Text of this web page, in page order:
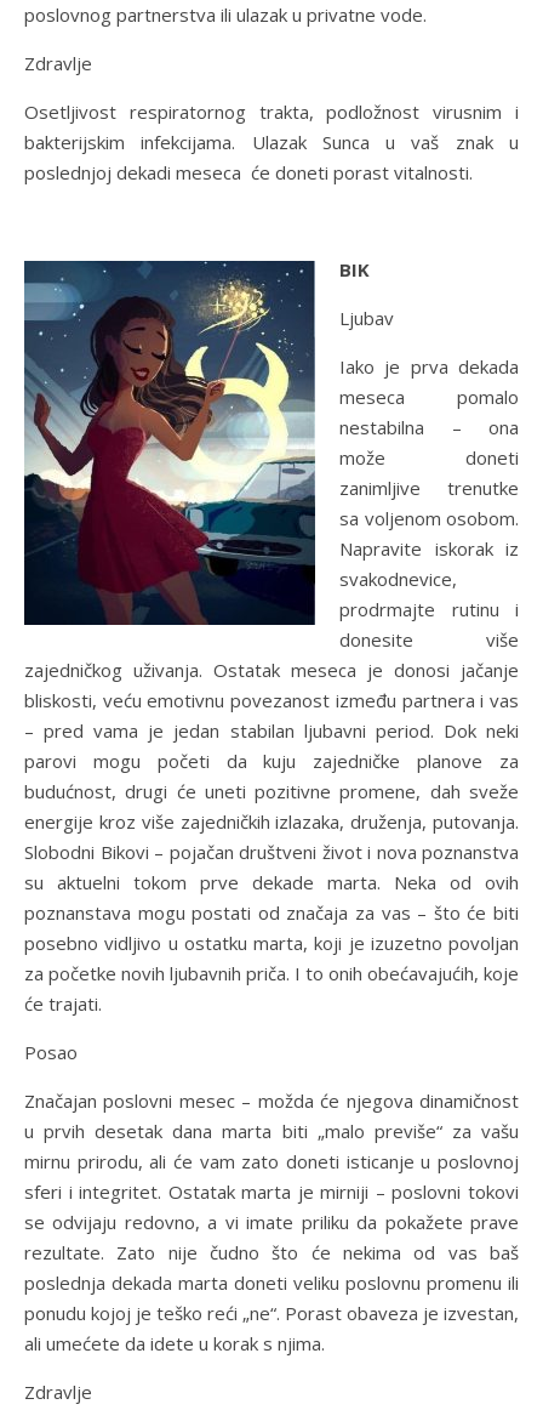
poslovnog partnerstva ili ulazak u privatne vode.
Zdravlje
Osetljivost respiratornog trakta, podložnost virusnim i
bakterijskim infekcijama. Ulazak Sunca u vaš znak u
poslednjoj dekadi meseca će doneti porast vitalnosti.
BIK
Ljubav
Iako je prva dekada
meseca pomalo
nestabilna – ona
može doneti
zanimljive trenutke
sa voljenom osobom.
Napravite iskorak iz
svakodnevice,
prodrmajte rutinu i
donesite više
zajedničkog uživanja. Ostatak meseca je donosi jačanje
bliskosti, veću emotivnu povezanost između partnera i vas
– pred vama je jedan stabilan ljubavni period. Dok neki
parovi mogu početi da kuju zajedničke planove za
budućnost, drugi će uneti pozitivne promene, dah sveže
energije kroz više zajedničkih izlazaka, druženja, putovanja.
Slobodni Bikovi – pojačan društveni život i nova poznanstva
su aktuelni tokom prve dekade marta. Neka od ovih
poznanstava mogu postati od značaja za vas – što će biti
posebno vidljivo u ostatku marta, koji je izuzetno povoljan
za početke novih ljubavnih priča. I to onih obećavajućih, koje
će trajati.
Posao
Značajan poslovni mesec – možda će njegova dinamičnost
u prvih desetak dana marta biti „malo previše“ za vašu
mirnu prirodu, ali će vam zato doneti isticanje u poslovnoj
sferi i integritet. Ostatak marta je mirniji – poslovni tokovi
se odvijaju redovno, a vi imate priliku da pokažete prave
rezultate. Zato nije čudno što će nekima od vas baš
poslednja dekada marta doneti veliku poslovnu promenu ili
ponudu kojoj je teško reći „ne“. Porast obaveza je izvestan,
ali umećete da idete u korak s njima.
Zdravlje